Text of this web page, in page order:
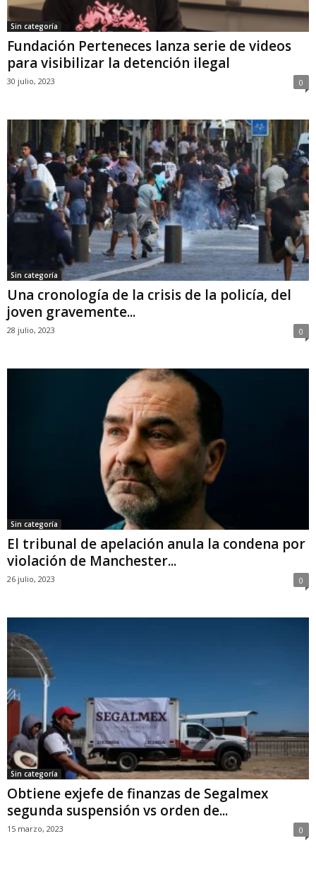
Sin categoría
Fundación Perteneces lanza serie de videos
para visibilizar la detención ilegal
30 julio, 2023 0
Sin categoría
Una cronología de la crisis de la policía, del
joven gravemente...
28 julio, 2023 0
Sin categoría
El tribunal de apelación anula la condena por
violación de Manchester...
26 julio, 2023 0
Sin categoría
Obtiene exjefe de finanzas de Segalmex
segunda suspensión vs orden de...
15 marzo, 2023 0